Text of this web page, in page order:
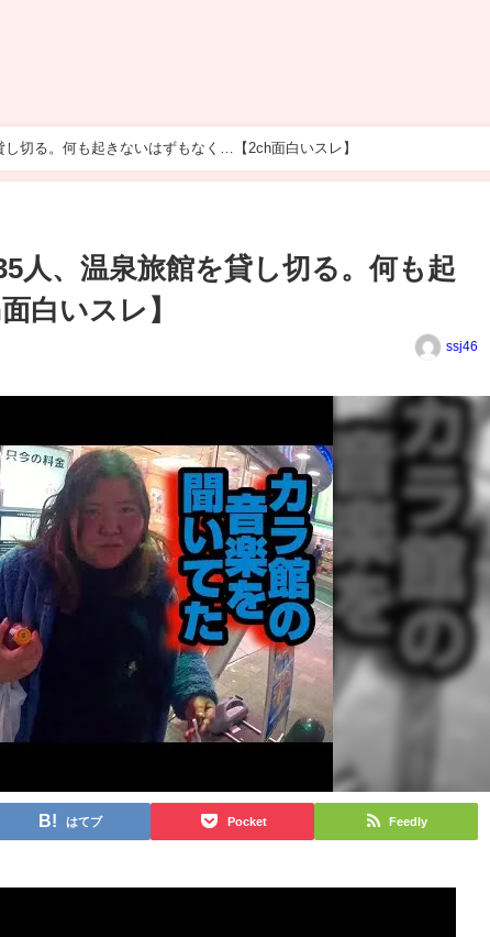
切る。何も起きないはずもなく…【2ch面白いスレ】
人、温泉旅館を貸し切る。何も起
白いスレ】
ssj46
はてブ Pocket Feedly